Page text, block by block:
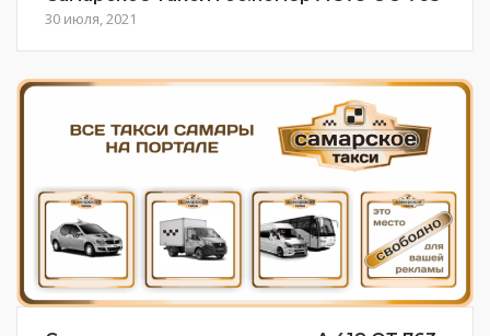
30 июля, 2021